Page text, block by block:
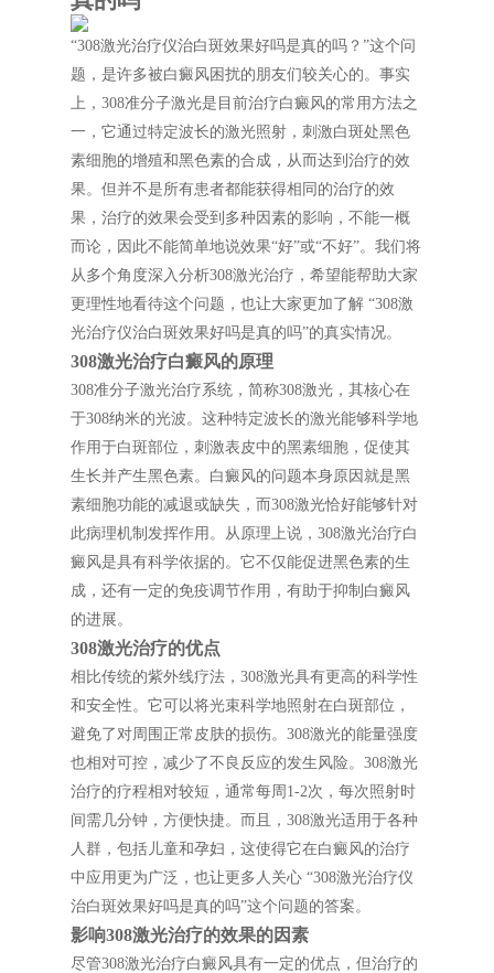
“308激光治疗仪治白斑效果好吗是真的吗？”这个问
题，是许多被白癜风困扰的朋友们较关心的。事实
上，308准分子激光是目前治疗白癜风的常用方法之
一，它通过特定波长的激光照射，刺激白斑处黑色
素细胞的增殖和黑色素的合成，从而达到治疗的效
果。但并不是所有患者都能获得相同的治疗的效
果，治疗的效果会受到多种因素的影响，不能一概
而论，因此不能简单地说效果“好”或“不好”。我们将
从多个角度深入分析308激光治疗，希望能帮助大家
更理性地看待这个问题，也让大家更加了解 “308激
光治疗仪治白斑效果好吗是真的吗”的真实情况。
308激光治疗白癜风的原理
308准分子激光治疗系统，简称308激光，其核心在
于308纳米的光波。这种特定波长的激光能够科学地
作用于白斑部位，刺激表皮中的黑素细胞，促使其
生长并产生黑色素。白癜风的问题本身原因就是黑
素细胞功能的减退或缺失，而308激光恰好能够针对
此病理机制发挥作用。从原理上说，308激光治疗白
癜风是具有科学依据的。它不仅能促进黑色素的生
成，还有一定的免疫调节作用，有助于抑制白癜风
的进展。
308激光治疗的优点
相比传统的紫外线疗法，308激光具有更高的科学性
和安全性。它可以将光束科学地照射在白斑部位，
避免了对周围正常皮肤的损伤。308激光的能量强度
也相对可控，减少了不良反应的发生风险。308激光
治疗的疗程相对较短，通常每周1-2次，每次照射时
间需几分钟，方便快捷。而且，308激光适用于各种
人群，包括儿童和孕妇，这使得它在白癜风的治疗
中应用更为广泛，也让更多人关心 “308激光治疗仪
治白斑效果好吗是真的吗”这个问题的答案。
影响308激光治疗的效果的因素
尽管308激光治疗白癜风具有一定的优点，但治疗的